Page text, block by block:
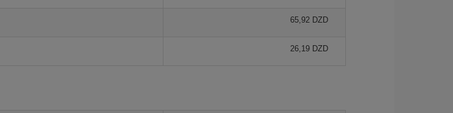
65,92 DZD
26,19 DZD